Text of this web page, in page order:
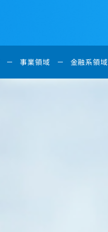
事業領域 金融系領域